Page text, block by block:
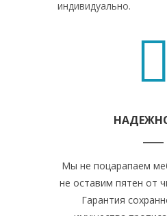
индивидуально.
Мы не поцарапаем
не оставим пятен от
Гарантия